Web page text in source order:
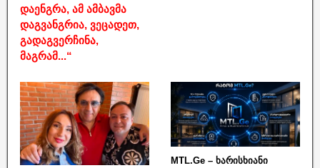
დაენგრა, ამ ამბავმა
დაგვანგრია, ვეცადეთ,
გადაგვერჩინა,
მაგრამ...“
MTL.Ge – ხარისხიანი